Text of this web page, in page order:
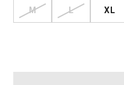
M L XL